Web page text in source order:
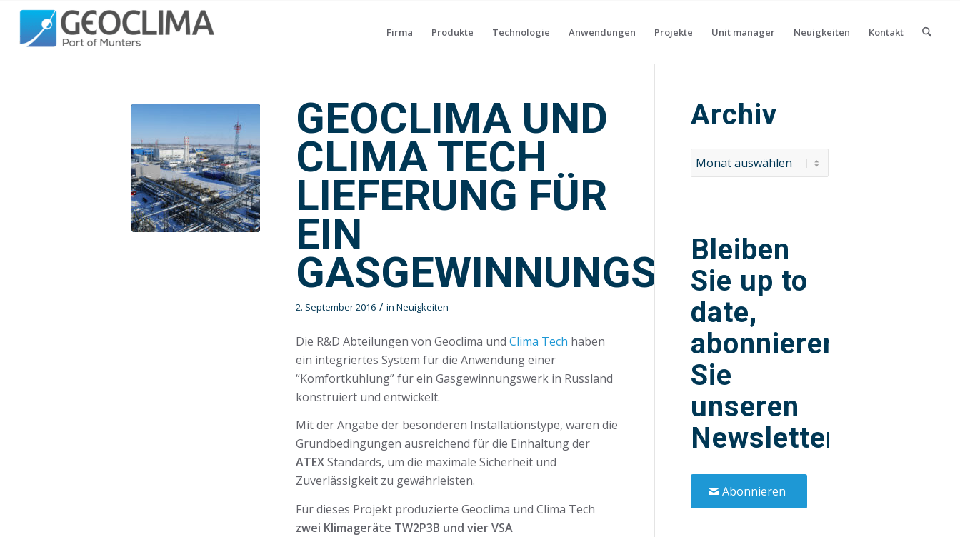
Firma Produkte Technologie Anwendungen Projekte Unit manager Neuigkeiten Kontakt
GEOCLIMA UND
CLIMA TECH
LIEFERUNG FÜR
EIN
GASGEWINNUNGSWERK
2. September 2016 / inNeuigkeiten
Die R&D Abteilungen von Geoclima undClima Tech haben
ein integriertes System für die Anwendung einer
“Komfortkühlung” für ein Gasgewinnungswerk in Russland
konstruiert und entwickelt.
Mit der Angabe der besonderen Installationstype, waren die
Grundbedingungen ausreichend für die Einhaltung der
ATEXStandards, um die maximale Sicherheit und
Zuverlässigkeit zu gewährleisten.
Für dieses Projekt produzierte Geoclima und Clima Tech
zwei Klimageräte TW2P3B und vier VSA
Archiv
Bleiben
Sie up to
date,
abonnieren
Sie
unseren
Newsletter!
Abonnieren